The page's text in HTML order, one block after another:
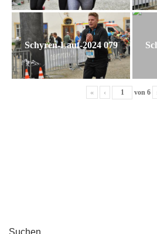
Schyren-Lauf-2024 079
« ‹ von 6
Suchen